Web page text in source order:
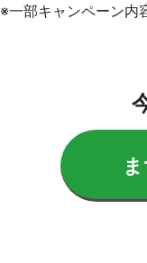
※一部キャンペーン内